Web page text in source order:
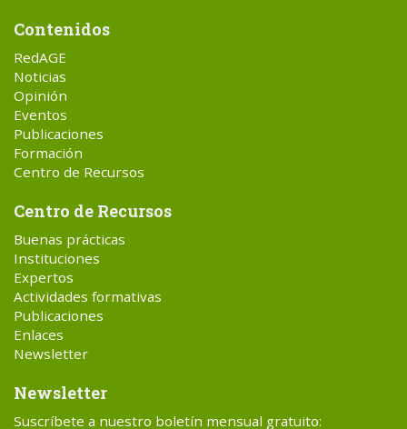
Contenidos
RedAGE
Noticias
Opinión
Eventos
Publicaciones
Formación
Centro de Recursos
Centro de Recursos
Buenas prácticas
Instituciones
Expertos
Actividades formativas
Publicaciones
Enlaces
Newsletter
Newsletter
Suscríbete a nuestro boletín mensual gratuito: